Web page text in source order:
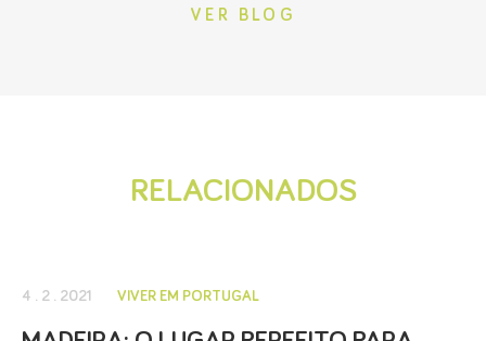
VER BLOG
RELACIONADOS
4 . 2 . 2021 VIVER EM PORTUGAL